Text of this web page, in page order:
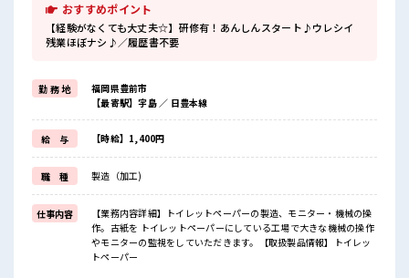
おすすめポイント
【経験がなくても大丈夫☆】研修有！あんしんスタート♪ウレシイ
残業ほぼナシ♪／履歴書不要
勤 務 地
福岡県豊前市
【最寄駅】宇島 ／ 日豊本線
給 与 【時給】1,400円
職 種 製造（加工)
仕事内容
【業務内容詳細】トイレットペーパーの製造、モニター・機械の操
作。古紙を トイレットペーパーにしている工場で大きな機械の操作
やモニターの監視をしていただきます。【取扱製品情報】トイレッ
トペーパー